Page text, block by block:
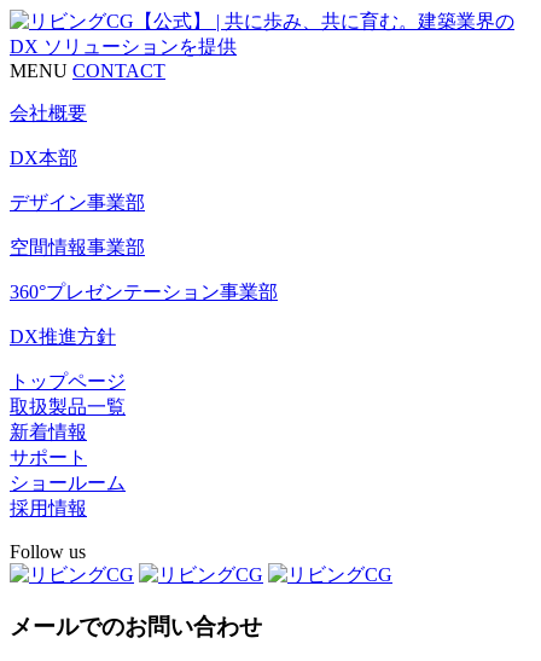
MENU CONTACT
会社概要
DX本部
デザイン事業部
空間情報事業部
360°プレゼンテーション事業部
DX推進方針
トップページ
取扱製品一覧
新着情報
サポート
ショールーム
採用情報
Follow us
メールでのお問い合わせ